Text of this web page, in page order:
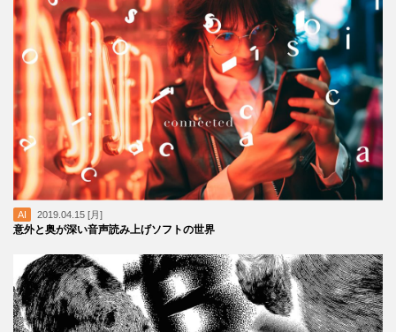
AI 2019.04.15 [月]
意外と奥が深い音声読み上げソフトの世界